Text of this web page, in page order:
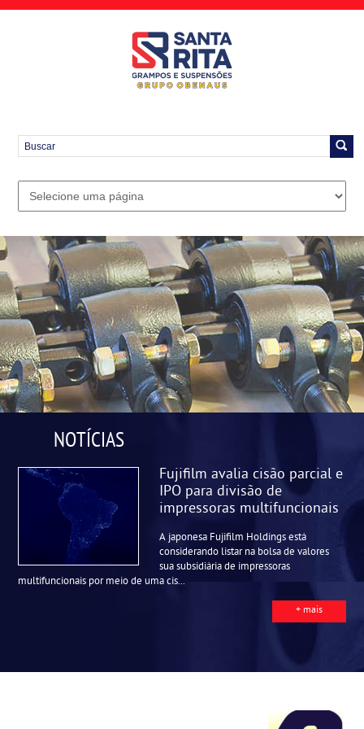
NOTÍCIAS
Fujifilm avalia cisão parcial e
IPO para divisão de
impressoras multifuncionais
A japonesa Fujifilm Holdings está
considerando listar na bolsa de valores
sua subsidiária de impressoras
multifuncionais por meio de uma cis...
+ mais